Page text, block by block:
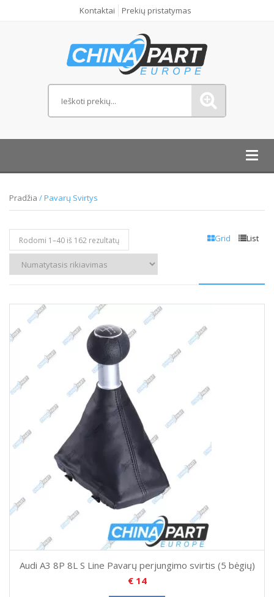
Kontaktai Prekių pristatymas
Pradžia / Pavarų Svirtys
Grid List
Rodomi 1–40 iš 162 rezultatų
Audi A3 8P 8L S Line Pavarų perjungimo svirtis (5 bėgių)
€14